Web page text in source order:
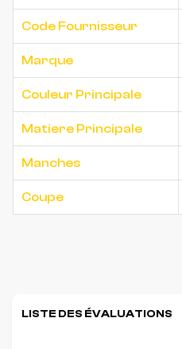
Code Fournisseur
Marque
Couleur Principale
Matiere Principale
Manches
Coupe
LISTE DES ÉVALUATIONS